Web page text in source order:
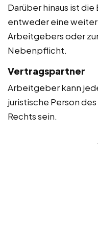
Darüber hinaus ist
entweder eine
Arbeitgebers oder
Nebenpflicht.
Vertragspartner
Arbeitgeber kann
juristische Person
Rechts sein.